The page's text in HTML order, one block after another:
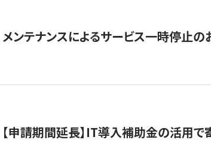
メンテナンスによるサービス一時停止
【申請期間延長】IT導入補助金の活用